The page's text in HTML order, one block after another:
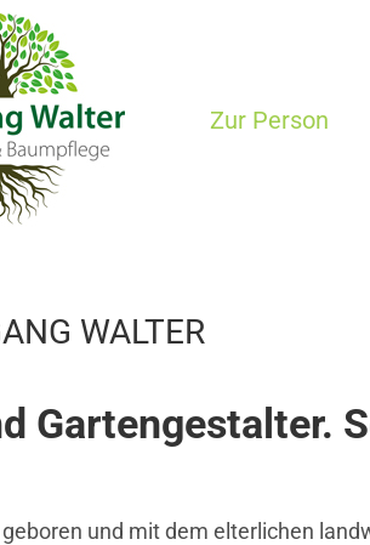
Zur Person
WALTER
Gartengestalter.
und mit dem elterlichen